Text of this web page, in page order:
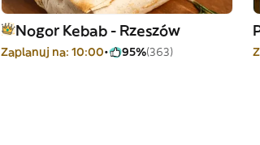
Nogor Kebab - Rzeszów
Zaplanuj na: 10:00 95%(363)